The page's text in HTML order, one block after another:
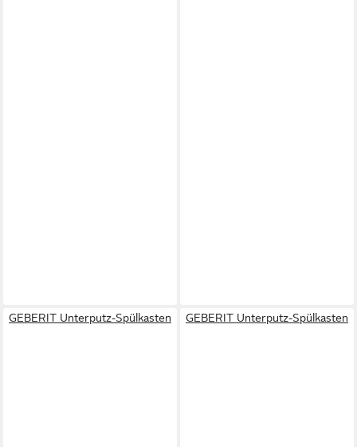
GEBERIT Unterputz-Spülkasten GEBERIT Unterputz-Spülkasten